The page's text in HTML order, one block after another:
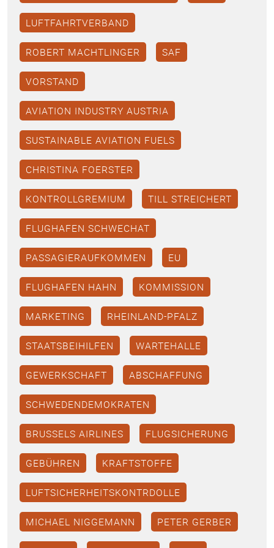
LUFTFAHRTVERBAND
ROBERT MACHTLINGER SAF
VORSTAND
AVIATION INDUSTRY AUSTRIA
SUSTAINABLE AVIATION FUELS
CHRISTINA FOERSTER
KONTROLLGREMIUM TILL STREICHERT
FLUGHAFEN SCHWECHAT
PASSAGIERAUFKOMMEN EU
FLUGHAFEN HAHN KOMMISSION
MARKETING RHEINLAND-PFALZ
STAATSBEIHILFEN WARTEHALLE
GEWERKSCHAFT ABSCHAFFUNG
SCHWEDENDEMOKRATEN
BRUSSELS AIRLINES FLUGSICHERUNG
GEBÜHREN KRAFTSTOFFE
LUFTSICHERHEITSKONTRDOLLE
MICHAEL NIGGEMANN PETER GERBER